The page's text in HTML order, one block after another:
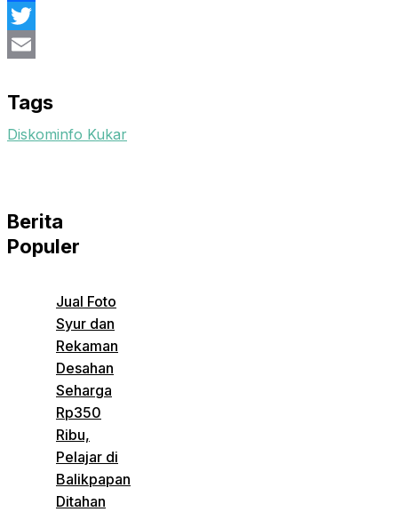
Facebook
Twitter
Tags
Diskominfo Kukar
Berita
Populer
Jual Foto
Syur dan
Rekaman
Desahan
Seharga
Rp350
Ribu,
Pelajar di
Balikpapan
Ditahan